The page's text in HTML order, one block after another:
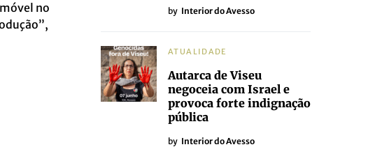
no
by Interior do Avesso
ATUALIDADE
Autarca de Viseu
negoceia com Israel e
provoca forte indignação
pública
by Interior do Avesso